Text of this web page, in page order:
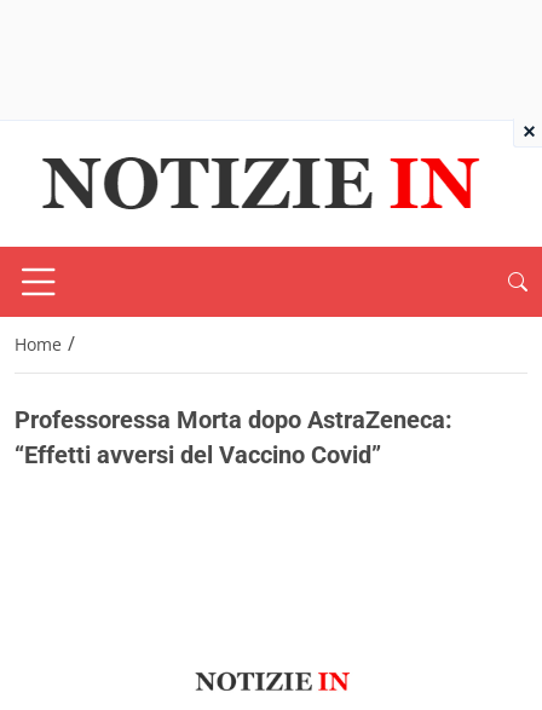
Home /
Professoressa Morta dopo AstraZeneca:
“Effetti avversi del Vaccino Covid”
×